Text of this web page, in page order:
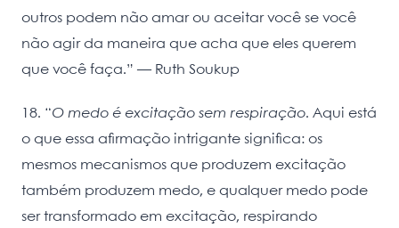
outros podem não amar ou aceitar você se você
não agir da maneira que acha que eles querem
que você faça.” ― Ruth Soukup
18. “O medo é excitação sem respiração. Aqui está
o que essa afirmação intrigante significa: os
mesmos mecanismos que produzem excitação
também produzem medo, e qualquer medo pode
ser transformado em excitação, respirando